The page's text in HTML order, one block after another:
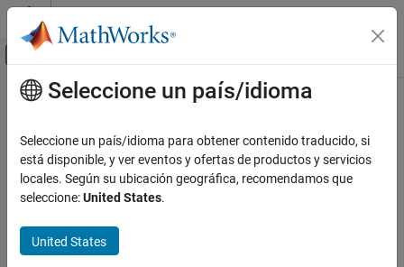
Saltar al contenido
Mostrar/ocultar menú de navegación
Inicio de Documentación
Contenido principal
How useful was this information?
Seleccione un país/idioma
Seleccione un país/idioma para obtener contenido traducido, si
está disponible, y ver eventos y ofertas de productos y servicios
locales. Según su ubicación geográfica, recomendamos que
seleccione:United States.
United States